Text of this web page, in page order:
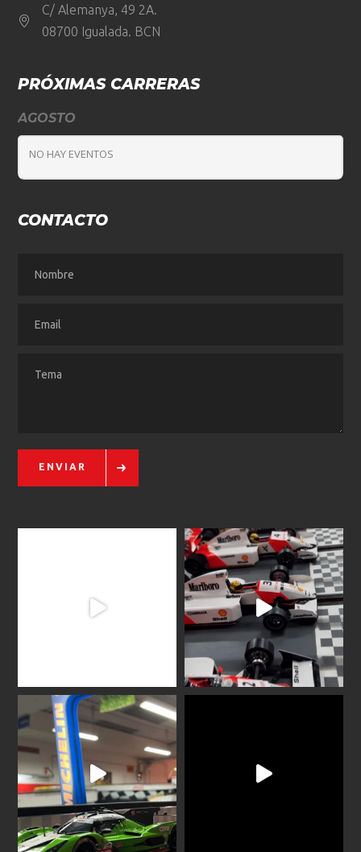
C/ Alemanya, 49 2A.
08700 Igualada. BCN
PRÓXIMAS CARRERAS
AGOSTO
NO HAY EVENTOS
CONTACTO
ENVIAR